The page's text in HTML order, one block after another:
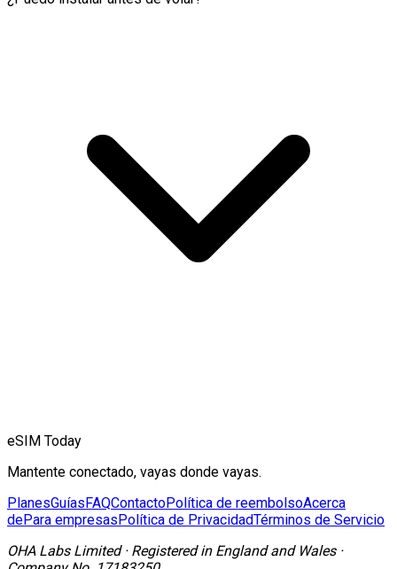
eSIM Today
Mantente conectado, vayas donde vayas.
PlanesGuías FAQContactoPolítica de reembolsoAcerca
dePara empresas Política de PrivacidadTérminos de Servicio
OHA Labs Limited· Registered in England and Wales·